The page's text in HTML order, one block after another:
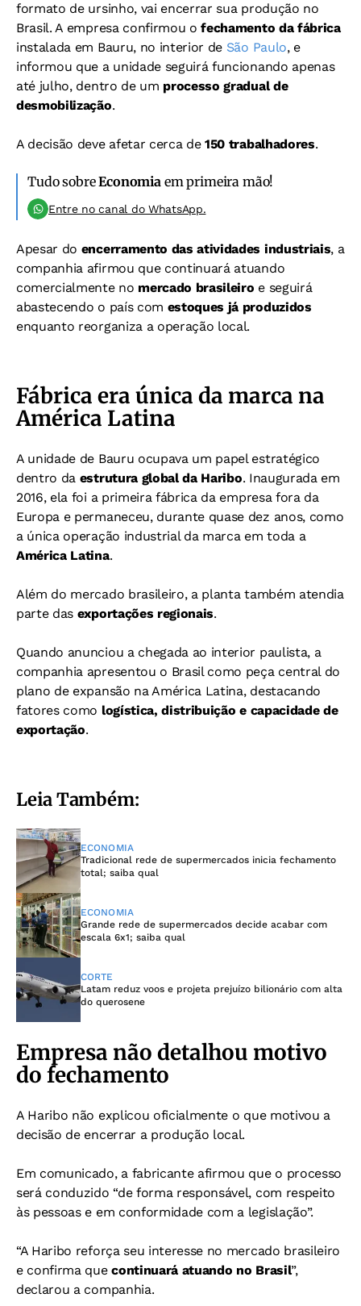
formato de ursinho, vai encerrar sua produção no
Brasil. A empresa confirmou ofechamento da fábrica
instalada em Bauru, no interior de São Paulo, e
informou que a unidade seguirá funcionando apenas
até julho, dentro de um processo gradual de
desmobilização.
A decisão deve afetar cerca de150 trabalhadores.
Tudo sobreEconomiaem primeira mão!
Entre no canal do WhatsApp.
Apesar do encerramento das atividades industriais, a
companhia afirmou que continuará atuando
comercialmente no mercado brasileiro e seguirá
abastecendo o país com estoques já produzidos
enquanto reorganiza a operação local.
Fábrica era única da marca na
América Latina
A unidade de Bauru ocupava um papel estratégico
dentro da estrutura global da Haribo. Inaugurada em
2016, ela foi a primeira fábrica da empresa fora da
Europa e permaneceu, durante quase dez anos, como
a única operação industrial da marca em toda a
América Latina.
Além do mercado brasileiro, a planta também atendia
parte das exportações regionais.
Quando anunciou a chegada ao interior paulista, a
companhia apresentou o Brasil como peça central do
plano de expansão na América Latina, destacando
fatores como logística, distribuição e capacidade de
exportação.
Leia Também:
ECONOMIA
Tradicional rede de supermercados inicia fechamento
total; saiba qual
ECONOMIA
Grande rede de supermercados decide acabar com
escala 6x1; saiba qual
CORTE
Latam reduz voos e projeta prejuízo bilionário com alta
do querosene
Empresa não detalhou motivo
do fechamento
A Haribo não explicou oficialmente o que motivou a
decisão de encerrar a produção local.
Em comunicado, a fabricante afirmou que o processo
será conduzido “de forma responsável, com respeito
às pessoas e em conformidade com a legislação”.
“A Haribo reforça seu interesse no mercado brasileiro
e confirma quecontinuará atuando no Brasil”,
declarou a companhia.